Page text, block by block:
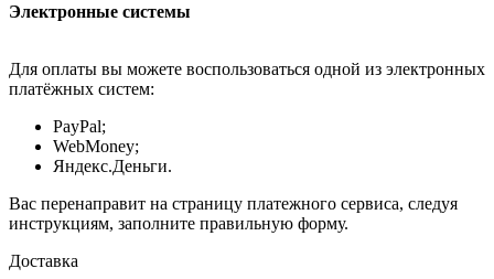
Электронные системы
Для оплаты вы можете воспользоваться одной из электронных
платёжных систем:
PayPal;
WebMoney;
Яндекс.Деньги.
Вас перенаправит на страницу платежного сервиса, следуя
инструкциям, заполните правильную форму.
Доставка